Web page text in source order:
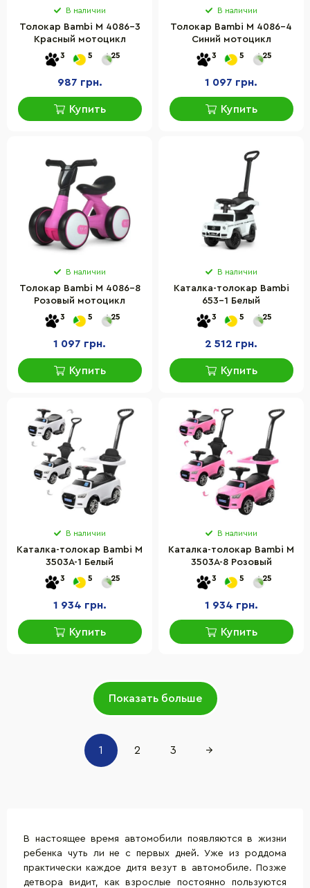
В наличии
Толокар Bambi M 4086-3
Красный мотоцикл
3 5 25
987 грн.
Купить
В наличии
Толокар Bambi M 4086-4
Синий мотоцикл
3 5 25
1 097 грн.
Купить
В наличии
Толокар Bambi M 4086-8
Розовый мотоцикл
3 5 25
1 097 грн.
Купить
В наличии
Каталка-толокар Bambi
653-1 Белый
3 5 25
2 512 грн.
Купить
В наличии
Каталка-толокар Bambi M
3503A-1 Белый
3 5 25
1 934 грн.
Купить
В наличии
Каталка-толокар Bambi M
3503A-8 Розовый
3 5 25
1 934 грн.
Купить
Показать больше
1 2 3 →
В настоящее время автомобили появляются в жизни
ребенка чуть ли не с первых дней. Уже из роддома
практически каждое дитя везут в автомобиле. Позже
детвора видит, как взрослые постоянно пользуются